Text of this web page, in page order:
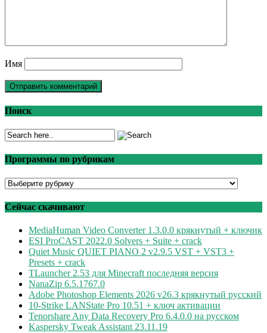
Имя
Поиск
Программы по рубрикам
Программы
рубрикам
Сейчас скачивают
MediaHuman Video Converter 1.3.0.0 крякнутый + ключик
ESI ProCAST 2022.0 Solvers + Suite + crack
Quiet Music QUIET PIANO 2 v2.9.5 VST + VST3 +
Presets + crack
TLauncher 2.53 для Minecraft последняя версия
NanaZip 6.5.1767.0
Adobe Photoshop Elements 2026 v26.3 крякнутый русский
10-Strike LANState Pro 10.51 + ключ активации
Tenorshare Any Data Recovery Pro 6.4.0.0 на русском
Kaspersky Tweak Assistant 23.11.19